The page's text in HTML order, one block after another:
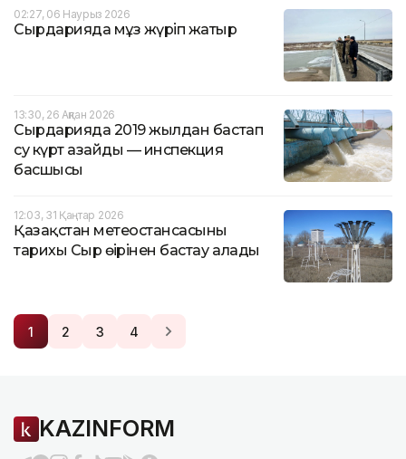
02:27, 06 Наурыз 2026
Сырдарияда мұз жүріп жатыр
13:30, 26 Ақпан 2026
Сырдарияда 2019 жылдан бастап
су күрт азайды — инспекция
басшысы
12:03, 31 Қаңтар 2026
Қазақстан метеостансасының
тарихы Сыр өңірінен бастау алады
1 2 3 4
KAZINFORM